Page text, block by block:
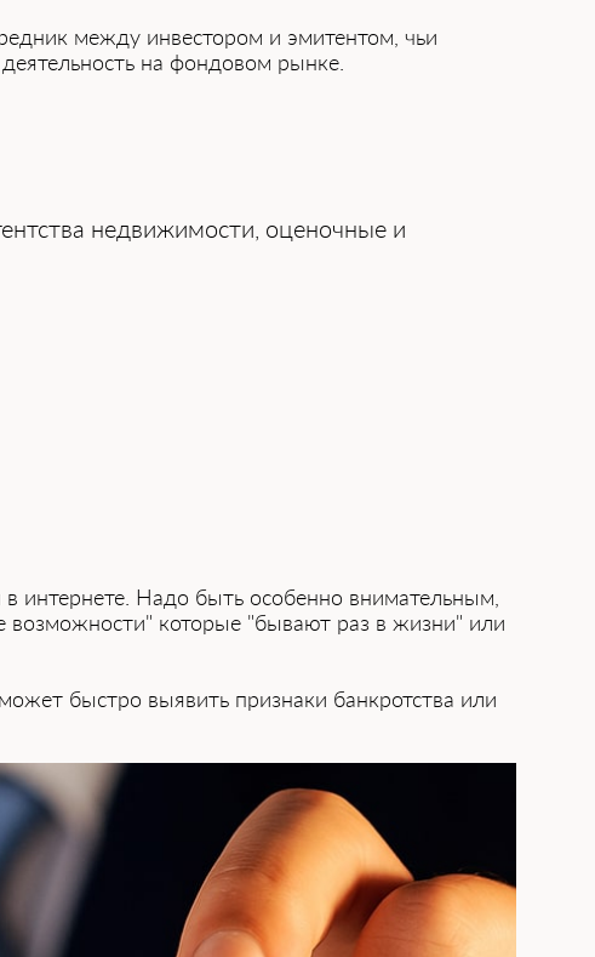
межд͏у инве͏стором и эмитентом, чьи
на фондовом рынке.
недвижим͏ости, оценочные ͏и
интернете. Надо бы͏ть особенно ͏внимательным,
возможности" которые "бывают раз в жизни" или
быстро выявить признаки банкрот͏ства ил͏и